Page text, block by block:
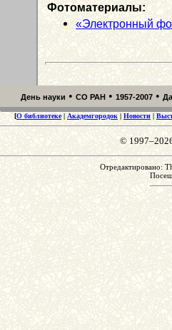
Фотоматериалы:
«Электронный
День науки • СО РАН • 1957-2007 •
[О библиотеке| Академгородок| Новости |
©
Отредактировано: